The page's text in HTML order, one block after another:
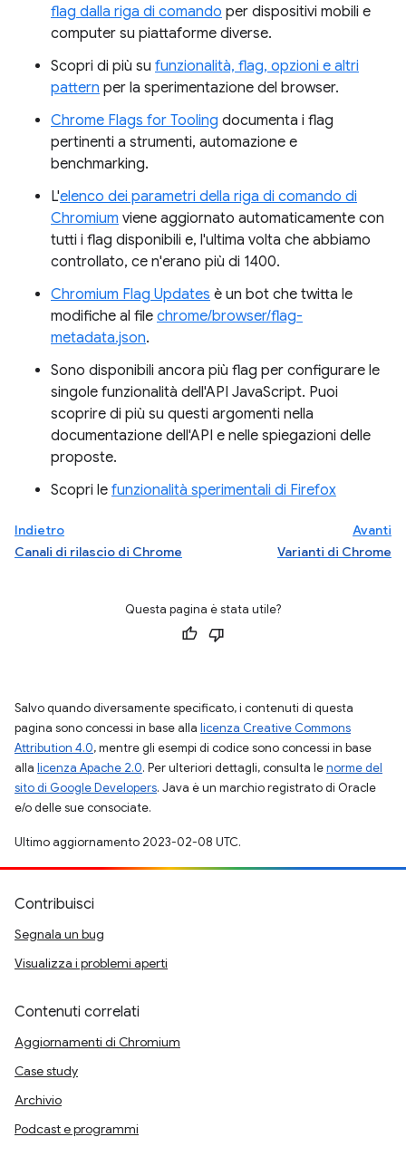
flag dalla riga di comando per dispositivi mobili e
computer su piattaforme diverse.
Scopri di più su funzionalità, flag, opzioni e altri
pattern per la sperimentazione del browser.
Chrome Flags for Tooling documenta i flag
pertinenti a strumenti, automazione e
benchmarking.
L'elenco dei parametri della riga di comando di
Chromium viene aggiornato automaticamente con
tutti i flag disponibili e, l'ultima volta che abbiamo
controllato, ce n'erano più di 1400.
Chromium Flag Updates è un bot che twitta le
modifiche al file chrome/browser/flag-
metadata.json.
Sono disponibili ancora più flag per configurare le
singole funzionalità dell'API JavaScript. Puoi
scoprire di più su questi argomenti nella
documentazione dell'API e nelle spiegazioni delle
proposte.
Scopri le funzionalità sperimentali di Firefox
Indietro
Canali di rilascio di Chrome
Avanti
Varianti di Chrome
Questa pagina è stata utile?
Salvo quando diversamente specificato, i contenuti di questa
pagina sono concessi in base alla licenza Creative Commons
Attribution 4.0, mentre gli esempi di codice sono concessi in base
alla licenza Apache 2.0. Per ulteriori dettagli, consulta lenorme del
sito di Google Developers. Java è un marchio registrato di Oracle
e/o delle sue consociate.
Ultimo aggiornamento 2023-02-08 UTC.
Contribuisci
Segnala un bug
Visualizza i problemi aperti
Contenuti correlati
Aggiornamenti di Chromium
Case study
Archivio
Podcast e programmi